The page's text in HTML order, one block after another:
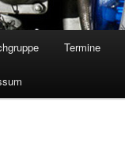
Termine